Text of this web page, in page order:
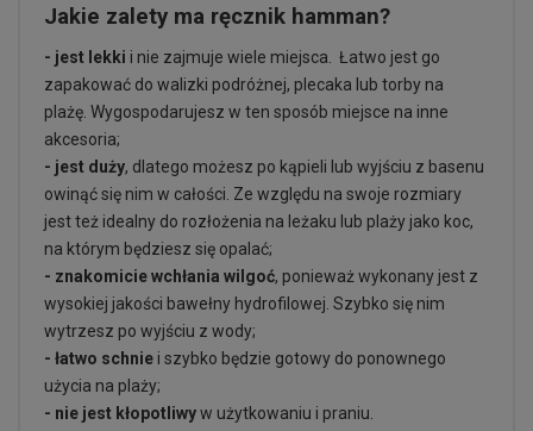
Jakie zalety ma ręcznik hamman?
- jest lekki i nie zajmuje wiele miejsca. Łatwo jest go
zapakować do walizki podróżnej, plecaka lub torby na
plażę. Wygospodarujesz w ten sposób miejsce na inne
akcesoria;
- jest duży, dlatego możesz po kąpieli lub wyjściu z basenu
owinąć się nim w całości. Ze względu na swoje rozmiary
jest też idealny do rozłożenia na leżaku lub plaży jako koc,
na którym będziesz się opalać;
- znakomicie wchłania wilgoć, ponieważ wykonany jest z
wysokiej jakości bawełny hydrofilowej. Szybko się nim
wytrzesz po wyjściu z wody;
- łatwo schnie i szybko będzie gotowy do ponownego
użycia na plaży;
- nie jest kłopotliwyw użytkowaniu i praniu.